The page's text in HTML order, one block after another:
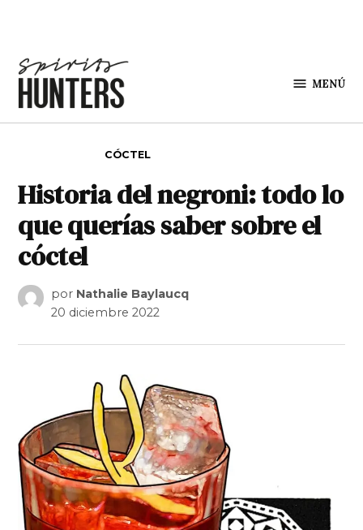
MENÚ
CÓCTEL
Historia del negroni: todo lo
que querías saber sobre el
cóctel
por Nathalie Baylaucq
20 diciembre 2022